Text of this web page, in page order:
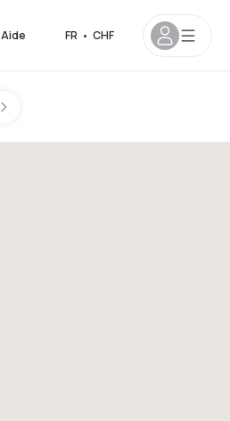
Aide FR • CHF